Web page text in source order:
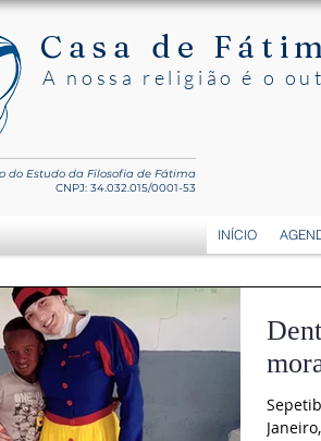
Casa de
A nossa religião é o
do Estudo da Filosofia de Fátima
CNPJ: 34.032.015/0001-53
INÍCIO